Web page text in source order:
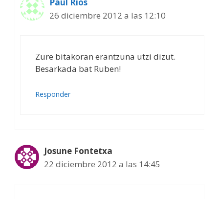
26 diciembre 2012 a las 12:10
Zure bitakoran erantzuna utzi dizut.
Besarkada bat Ruben!
Responder
Josune Fontetxa
22 diciembre 2012 a las 14:45